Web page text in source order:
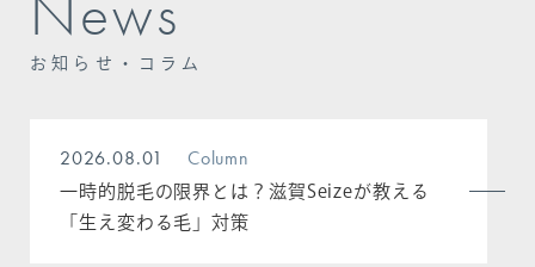
お知らせ・コラム
2026.08.01 Column
一時的脱毛の限界とは？滋賀Seizeが教える
「生え変わる毛」対策